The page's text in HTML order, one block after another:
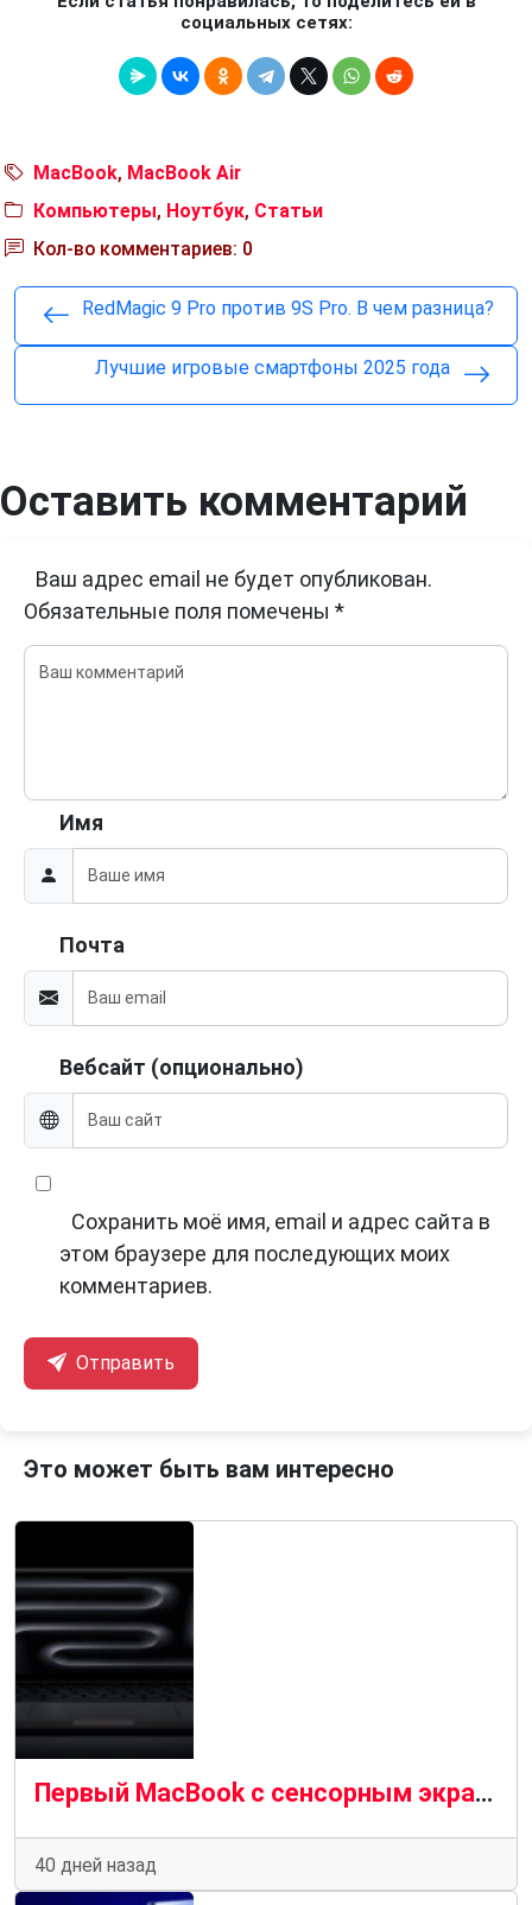
социальных сетях:
MacBook, MacBook Air
Компьютеры, Ноутбук, Статьи
Кол-во комментариев: 0
RedMagic 9 Pro против 9S Pro. В чем разница?
Лучшие игровые смартфоны 2025 года
Оставить комментарий
Ваш адрес email не будет опубликован.
Обязательные поля помечены *
Имя
Почта
Вебсайт (опционально)
Сохранить моё имя, email и адрес сайта в
этом браузере для последующих моих
комментариев.
Отправить
Это может быть вам интересно
Первый MacBook с сенсорным экраном появится на рынке в этом же году
40 дней назад